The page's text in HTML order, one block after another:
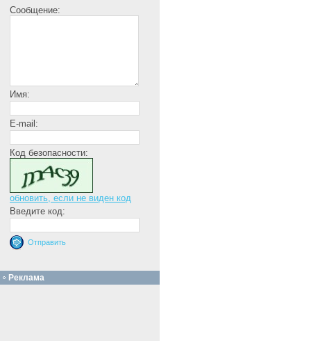
Сообщение:
Имя:
E-mail:
Код безопасности:
обновить, если не виден код
Введите код:
Реклама